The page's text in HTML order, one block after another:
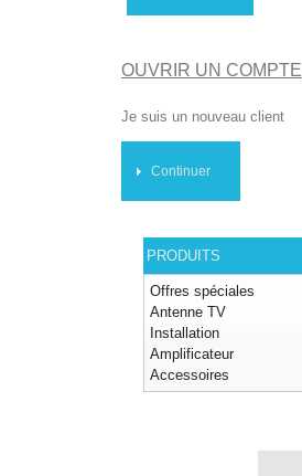
OUVRIR UN COMPTE
Je suis un nouveau client
Continuer
PRODUITS
Offres spéciales
Antenne TV
Installation
Amplificateur
Accessoires